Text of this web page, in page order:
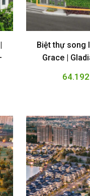
Biệt thự song
Grace |